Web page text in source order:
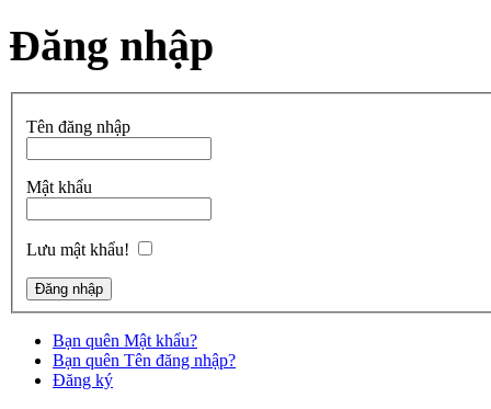
Đăng nhập
Tên đăng nhập
Mật khẩu
Lưu mật khẩu!
Bạn quên Mật khẩu?
Bạn quên Tên đăng nhập?
Đăng ký